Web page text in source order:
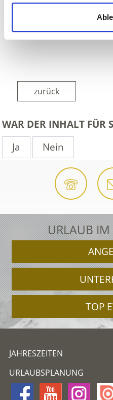
zurück
WAR DER INHALT FÜR
Ja
Nein
URLAUB
TOP
JAHRESZEITEN
URLAUBSPLANUNG